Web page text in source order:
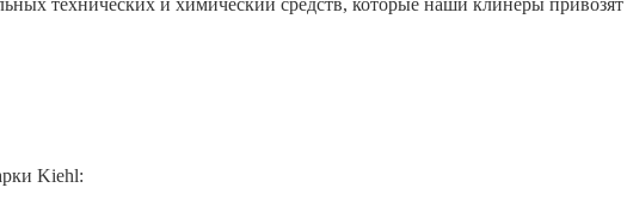
технических и химический средств, которые наши клинеры привозят
Kiehl: